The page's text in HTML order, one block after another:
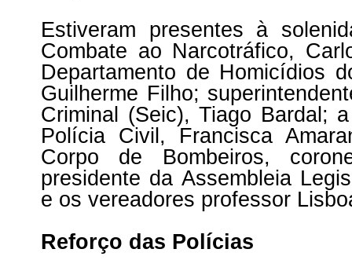
Estiveram presentes à
Combate ao Narcotráfico,
Departamento de Homicídios
Guilherme Filho;
Criminal (Seic), Tiago Bardal;
Polícia Civil, Francisca
Corpo de Bombeiros,
presidente da Assembleia
e os vereadores professor
Reforço das Polícias